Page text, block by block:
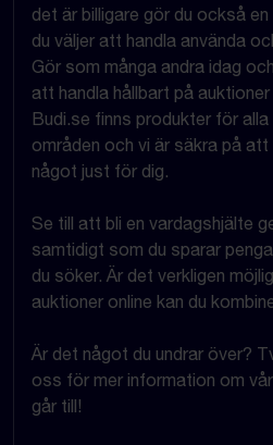
det är billigare gör du också
du väljer att handla använda
Gör som många andra idag
att handla hållbart på
Budi.se finns produkter för alla
områden och vi är säkra på
något just för dig.
Se till att bli en vardagshjälte
samtidigt som du sparar
du söker. Är det verkligen
auktioner online kan du
Är det något du undrar över?
oss för mer information om
går till!